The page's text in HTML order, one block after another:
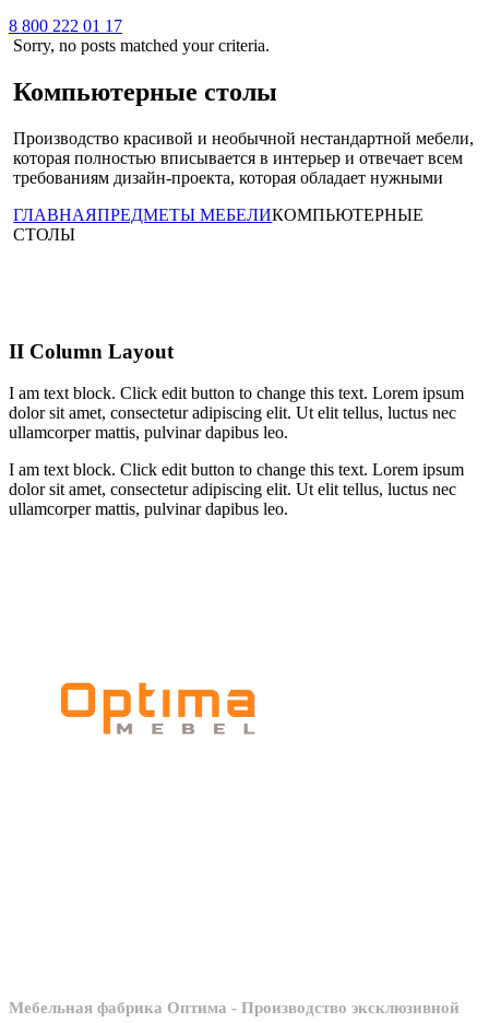
8 800 222 01 17
Sorry, no posts matched your criteria.
Компьютерные столы
Производство красивой и необычной нестандартной мебели,
которая полностью вписывается в интерьер и отвечает всем
требованиям дизайн-проекта, которая обладает нужными
ГЛАВНАЯПРЕДМЕТЫ МЕБЕЛИКОМПЬЮТЕРНЫЕ
СТОЛЫ
II Column Layout
I am text block. Click edit button to change this text. Lorem ipsum
dolor sit amet, consectetur adipiscing elit. Ut elit tellus, luctus nec
ullamcorper mattis, pulvinar dapibus leo.
I am text block. Click edit button to change this text. Lorem ipsum
dolor sit amet, consectetur adipiscing elit. Ut elit tellus, luctus nec
ullamcorper mattis, pulvinar dapibus leo.
Мебельная фабрика Оптима - Производство эксклюзивной